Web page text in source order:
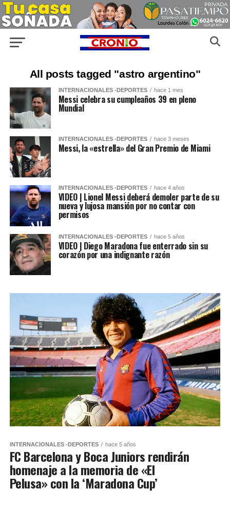
All posts tagged "astro argentino"
INTERNACIONALES -DEPORTES hace 1 mes
Messi celebra su cumpleaños 39 en pleno
Mundial
INTERNACIONALES -DEPORTES hace 3 meses
Messi, la «estrella» del Gran Premio de Miami
INTERNACIONALES -DEPORTES hace 4 años
VIDEO | Lionel Messi deberá demoler parte de su
nueva y lujosa mansión por no contar con
permisos
INTERNACIONALES -DEPORTES hace 5 años
VIDEO | Diego Maradona fue enterrado sin su
corazón por una indignante razón
INTERNACIONALES -DEPORTES hace 5 años
FC Barcelona y Boca Juniors rendirán
homenaje a la memoria de «El
Pelusa» con la ‘Maradona Cup’